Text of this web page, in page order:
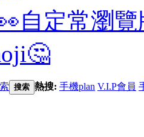
自定常瀏
搜索 熱搜: 手機plan V.I.P會員